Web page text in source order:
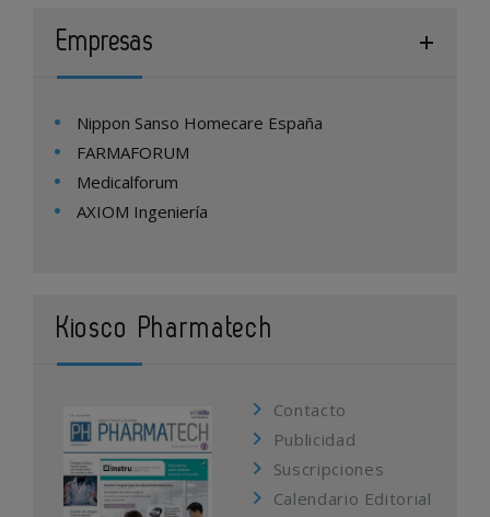
Empresas
Nippon Sanso Homecare España
FARMAFORUM
Medicalforum
AXIOM Ingeniería
Kiosco Pharmatech
Contacto
Publicidad
Suscripciones
Calendario Editorial